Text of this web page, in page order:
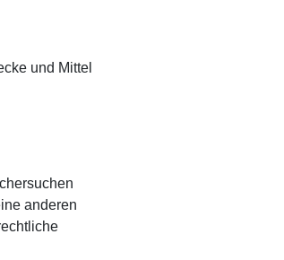
und Mittel
anderen